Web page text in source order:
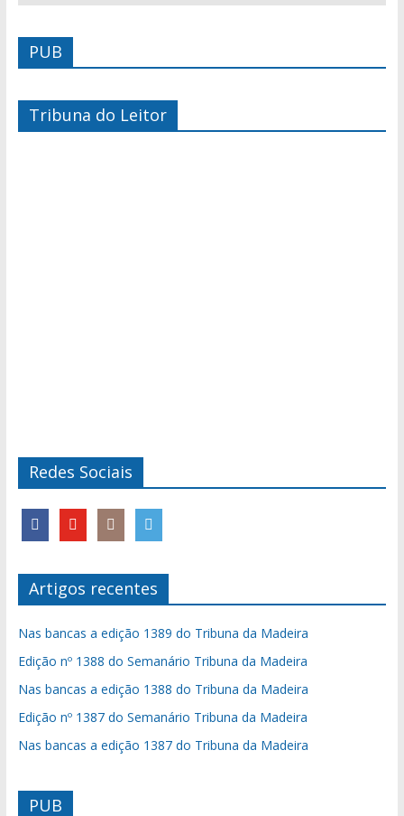
PUB
Tribuna do Leitor
Redes Sociais
Artigos recentes
Nas bancas a edição 1389 do Tribuna da Madeira
Edição nº 1388 do Semanário Tribuna da Madeira
Nas bancas a edição 1388 do Tribuna da Madeira
Edição nº 1387 do Semanário Tribuna da Madeira
Nas bancas a edição 1387 do Tribuna da Madeira
PUB